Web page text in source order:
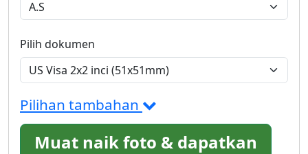
Pilih dokumen
Pilihan tambahan
Muat naik foto & dapatkan